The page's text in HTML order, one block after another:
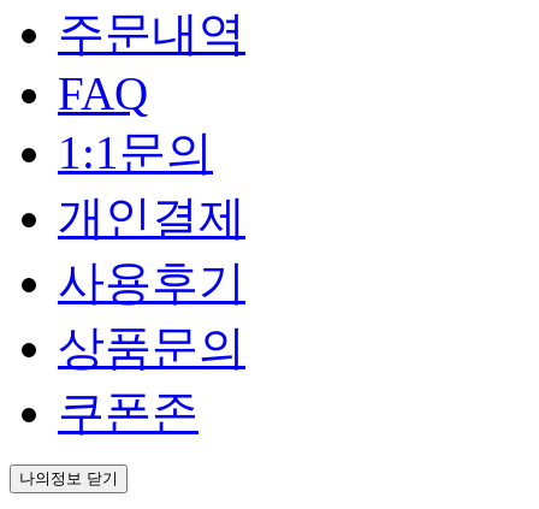
주문내역
FAQ
1:1문의
개인결제
사용후기
상품문의
쿠폰존
나의정보 닫기